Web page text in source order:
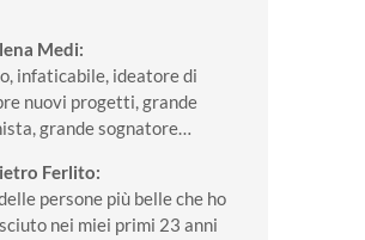
Medi:
infaticabile, ideatore di
nuovi progetti, grande
grande sognatore…
Ferlito:
persone più belle che ho
nei miei primi 23 anni